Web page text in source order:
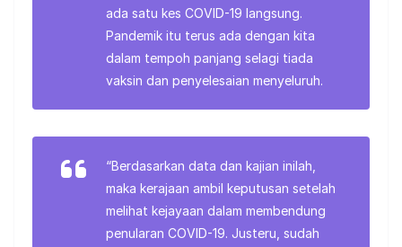
ada satu kes COVID-19 langsung.
Pandemik itu terus ada dengan kita
dalam tempoh panjang selagi tiada
vaksin dan penyelesaian menyeluruh.
“Berdasarkan data dan kajian inilah,
maka kerajaan ambil keputusan setelah
melihat kejayaan dalam membendung
penularan COVID-19. Justeru, sudah